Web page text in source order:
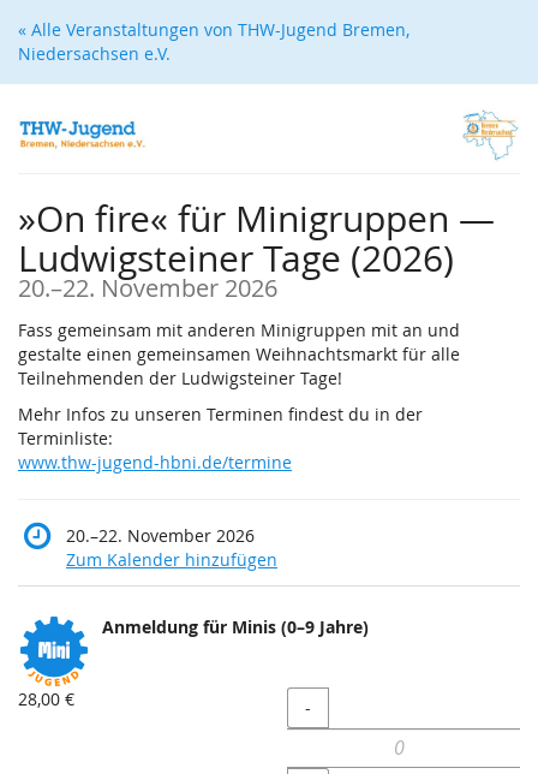
Zum
Haupt-
« Alle Veranstaltungen von THW-Jugend Bremen,
Niedersachsen e.V.
»On fire« für Minigruppen —
Ludwigsteiner Tage (2026)
20.–bis
22. November 2026
Fass gemeinsam mit anderen Minigruppen mit an und
gestalte einen gemeinsamen Weihnachtsmarkt für alle
Teilnehmenden der Ludwigsteiner Tage!
Mehr Infos zu unseren Terminen findest du in der
Terminliste:
www.thw-jugend-hbni.de/termine
20.–bis
22. November 2026
Zum Kalender hinzufügen
Produkte
Unkategorisierte
Produkte
Anmeldung für Minis (0–9 Jahre)
28,00 € Menge
-